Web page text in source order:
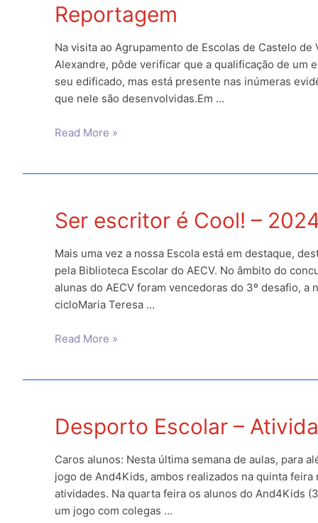
Reportagem
Na visita ao Agrupamento de Escolas de Castelo
Alexandre, pôde verificar que a qualificação de um
seu edificado, mas está presente nas inúmeras
que nele são desenvolvidas.Em …
Visita
Ciência
Inovação
–
Reportagem
Read More »
Ser escritor é Cool! –
Mais uma vez a nossa Escola está em destaque,
pela Biblioteca Escolar do AECV. No âmbito do
alunas do AECV foram vencedoras do 3º desafio, a
cicloMaria Teresa …
Ser
2024
Read More »
Desporto Escolar –
Caros alunos: Nesta última semana de aulas, para
jogo de And4Kids, ambos realizados na quinta
atividades. Na quarta feira os alunos do And4Kids
um jogo com colegas …